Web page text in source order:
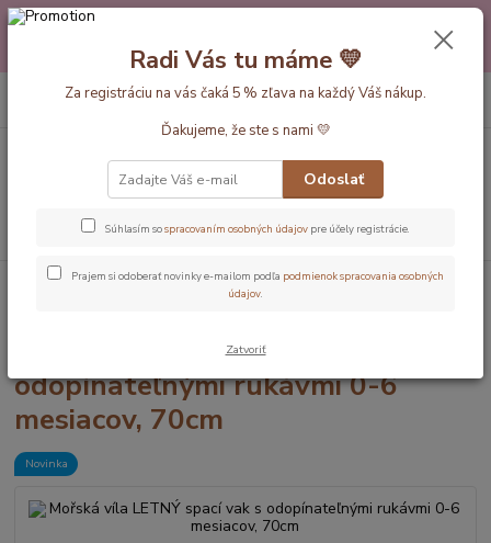
Máte nejakú otázku alebo váhate s výberom? Neváhajte a zavolajte
pokojne aj večer alebo cez víkend. Sme tu pre Vás.💛 Petra a babička
Monička
EUR
Hľadať
+420 777 610 855
Dĺžka vaku 70cm (0-6 mesiacov)
Mořská víla LETNÝ spací vak s
odopínateľnými rukávmi 0-6 mesiacov, 70cm
Mořská víla LETNÝ spací vak s
odopínateľnými rukávmi 0-6
mesiacov, 70cm
Novinka
Radi Vás tu máme 💛
Za registráciu na vás čaká 5 % zľava na každý Váš nákup.
Ďakujeme, že ste s nami 💛
Odoslať
Súhlasím sospracovaním osobných údajov pre účely registrácie.
Prajem si odoberať novinky e-mailom podľa podmienok spracovania osobných
údajov.
Zatvoriť